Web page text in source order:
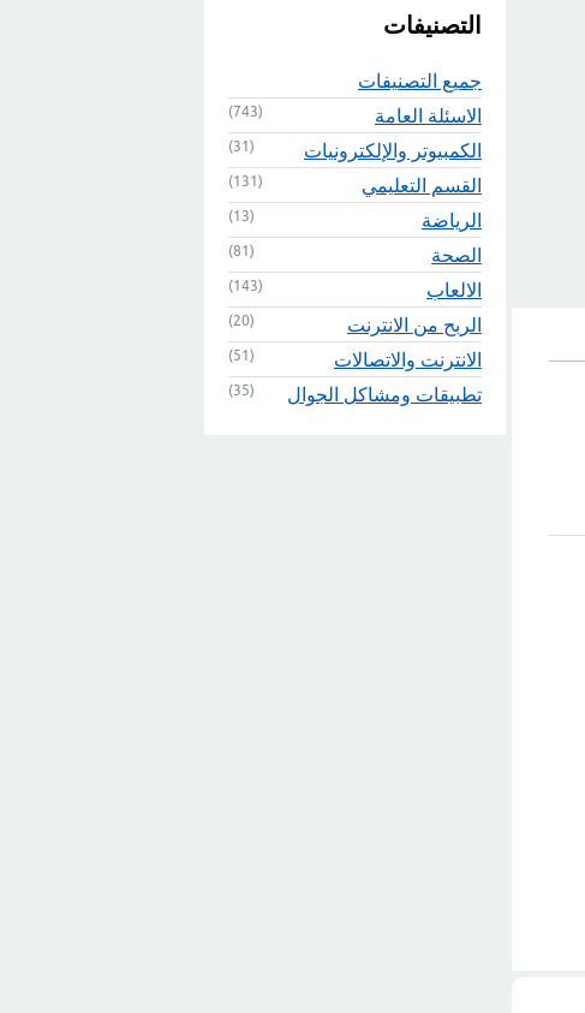
التصنيفات
جميع التصنيفات
الاسئلة العامة
(743)
الكمبيوتر والإلكترونيات (31)
القسم التعليمي (131)
الرياضة (13)
الصحة (81)
الالعاب (143)
الربح من الانترنت (20)
الانترنت والاتصالات (51)
تطبيقات ومشاكل الجوال (35)